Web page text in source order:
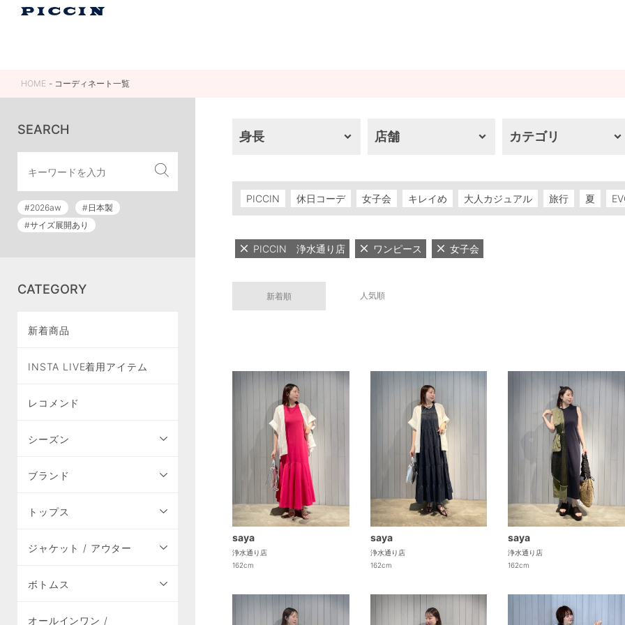
HOME コーディネート一覧
SEARCH
#2026aw
#日本製
#サイズ展開あり
CATEGORY
新着商品
INSTA LIVE着用アイテム
レコメンド
シーズン
ブランド
トップス
ジャケット / アウター
ボトムス
オールインワン /
身長 店舗 カテゴリ
PICCIN 休日コーデ 女子会 キレイめ 大人カジュアル 旅行 夏
PICCIN 浄水通り店 ワンピース 女子会
新着順 人気順
saya
浄水通り店
162cm
saya
浄水通り店
162cm
saya
浄水通り店
162cm